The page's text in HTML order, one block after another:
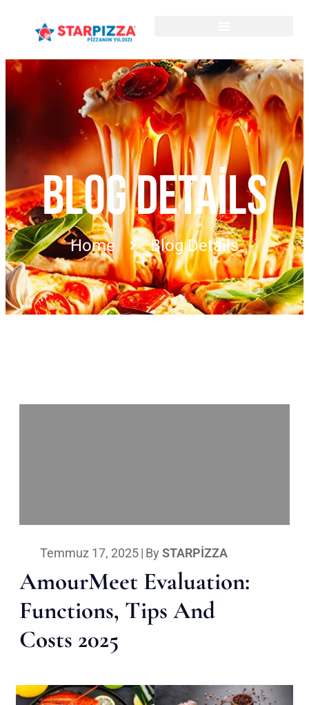
BLOG DETAILS
Home Blog Details
Temmuz 17, 2025| By STARPIZZA
AmourMeet Evaluation:
Functions, Tips And
Costs 2025